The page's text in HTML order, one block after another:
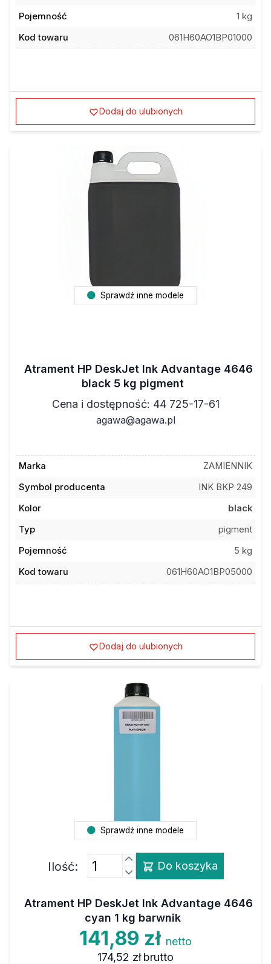
Pojemność
1 kg
Kod towaru
061H60AO1BP01000
Dodaj do ulubionych
Sprawdź inne modele
Atrament HP DeskJet Ink Advantage 4646
black 5 kg pigment
Cena i dostępność: 44 725-17-61
agawa@agawa.pl
Marka
ZAMIENNIK
Symbol producenta
INK BKP 249
Kolor
black
Typ
pigment
Pojemność
5 kg
Kod towaru
061H60AO1BP05000
Dodaj do ulubionych
Sprawdź inne modele
Ilość: Do koszyka
Atrament HP DeskJet Ink Advantage 4646
cyan 1 kg barwnik
141,89 zł netto
174,52 zł brutto